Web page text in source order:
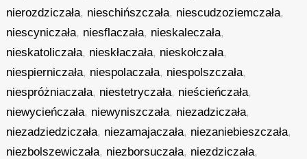
nierozdziczała, nieschińszczała, niescudzoziemczała,
niescyniczała, niesflaczała, nieskaleczała,
nieskatoliczała, nieskłaczała, nieskołczała,
niespierniczała, niespolaczała, niespolszczała,
niespróżniaczała, niestetryczała, nieścieńczała,
niewycieńczała, niewyniszczała, niezadziczała,
niezadziedziczała, niezamajaczała, niezaniebieszczała,
niezbolszewiczała, niezborsuczała, niezdziczała,